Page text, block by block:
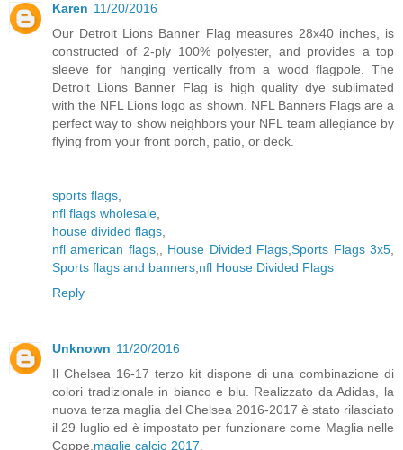
Karen 11/20/2016
Our Detroit Lions Banner Flag measures 28x40 inches, is
constructed of 2-ply 100% polyester, and provides a top
sleeve for hanging vertically from a wood flagpole. The
Detroit Lions Banner Flag is high quality dye sublimated
with the NFL Lions logo as shown. NFL Banners Flags are a
perfect way to show neighbors your NFL team allegiance by
flying from your front porch, patio, or deck.
sports flags
nfl flags wholesale
house divided flags
nfl american flags,, House Divided Flags ,Sports Flags 3x5
Sports flags and banners nfl House Divided Flags
Reply
Unknown 11/20/2016
Il Chelsea 16-17 terzo kit dispone di una combinazione di
colori tradizionale in bianco e blu. Realizzato da Adidas, la
nuova terza maglia del Chelsea 2016-2017 è stato rilasciato
il 29 luglio ed è impostato per funzionare come Maglia nelle
Coppe. maglie calcio 2017